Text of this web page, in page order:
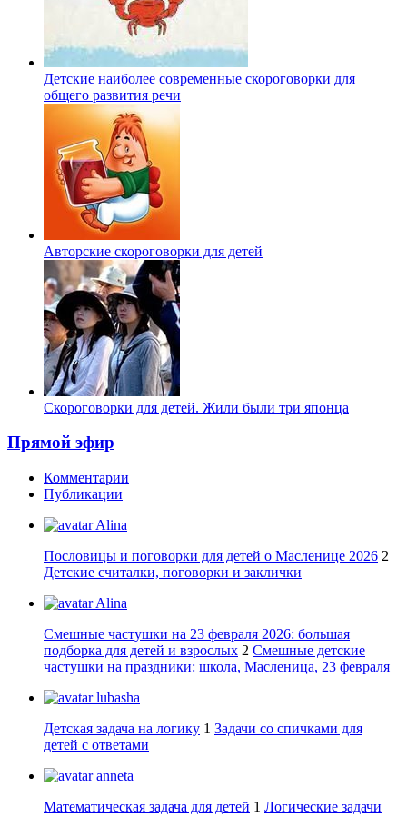
Детские наиболее современные скороговорки для
общего развития речи
Авторские скороговорки для детей
Скороговорки для детей. Жили были три японца
Прямой эфир
Комментарии
Публикации
Alina
Пословицы и поговорки для детей о Масленице 2026 2
Детские считалки, поговорки и заклички
Alina
Смешные частушки на 23 февраля 2026: большая
подборка для детей и взрослых 2 Смешные детские
частушки на праздники: школа, Масленица, 23 февраля
lubasha
Детская задача на логику 1 Задачи со спичками для
детей с ответами
anneta
Математическая задача для детей 1 Логические задачи